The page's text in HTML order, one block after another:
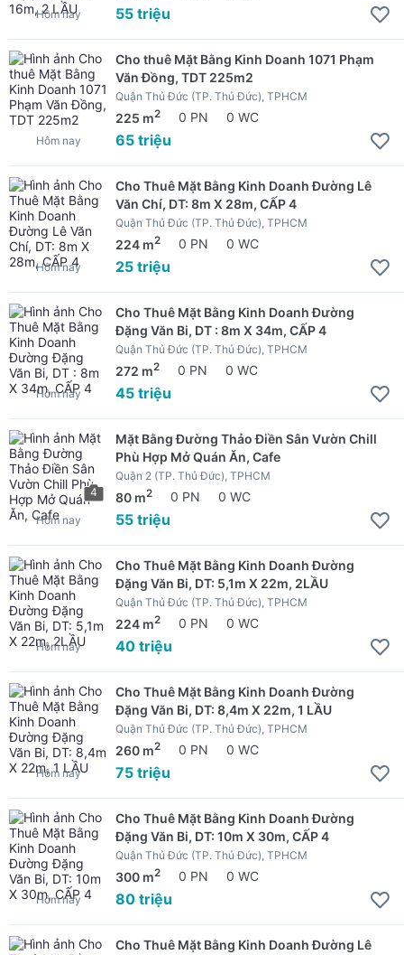
55 triệu
Hôm nay
Cho thuê Mặt Bằng Kinh Doanh 1071 Phạm
Văn Đồng, TDT 225m2
Quận Thủ Đức (TP. Thủ Đức), TPHCM
225 m2 0 PN 0 WC
65 triệu
Hôm nay
Cho Thuê Mặt Bằng Kinh Doanh Đường Lê
Văn Chí, DT: 8m X 28m, CẤP 4
Quận Thủ Đức (TP. Thủ Đức), TPHCM
224 m2 0 PN 0 WC
25 triệu
Hôm nay
Cho Thuê Mặt Bằng Kinh Doanh Đường
Đặng Văn Bi, DT : 8m X 34m, CẤP 4
Quận Thủ Đức (TP. Thủ Đức), TPHCM
272 m2 0 PN 0 WC
45 triệu
Hôm nay
4
Mặt Bằng Đường Thảo Điền Sân Vườn Chill
Phù Hợp Mở Quán Ăn, Cafe
Quận 2 (TP. Thủ Đức), TPHCM
80 m2 0 PN 0 WC
55 triệu
Hôm nay
Cho Thuê Mặt Bằng Kinh Doanh Đường
Đặng Văn Bi, DT: 5,1m X 22m, 2LẦU
Quận Thủ Đức (TP. Thủ Đức), TPHCM
224 m2 0 PN 0 WC
40 triệu
Hôm nay
Cho Thuê Mặt Bằng Kinh Doanh Đường
Đặng Văn Bi, DT: 8,4m X 22m, 1 LẦU
Quận Thủ Đức (TP. Thủ Đức), TPHCM
260 m2 0 PN 0 WC
75 triệu
Hôm nay
Cho Thuê Mặt Bằng Kinh Doanh Đường
Đặng Văn Bi, DT: 10m X 30m, CẤP 4
Quận Thủ Đức (TP. Thủ Đức), TPHCM
300 m2 0 PN 0 WC
80 triệu
Hôm nay
Cho Thuê Mặt Bằng Kinh Doanh Đường Lê